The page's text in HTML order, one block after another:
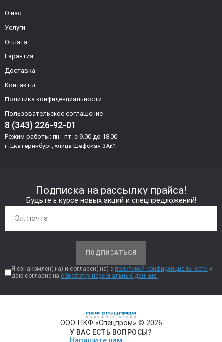
О нас
Услуги
Оплата
Гарантия
Доставка
Контакты
Политика конфиденциальности
Пользовательское соглашение
8 (343) 226-92-01
Режим работы: пн - пт: с 9.00 до 18.00
г. Екатеринбург, улица Шефская 3Ак1
Подписка на рассылку прайса!
Будьте в курсе новых акций и спецпредложений!
ПОДПИСАТЬСЯ
Я ознакомлен(-на) и согласен(-на) с политикой конфиденциальности и
даю согласие на обработку персональных данных.
ООО ПКФ «Спецпром» © 2026
У ВАС ЕСТЬ ВОПРОСЫ?
Напишите нам